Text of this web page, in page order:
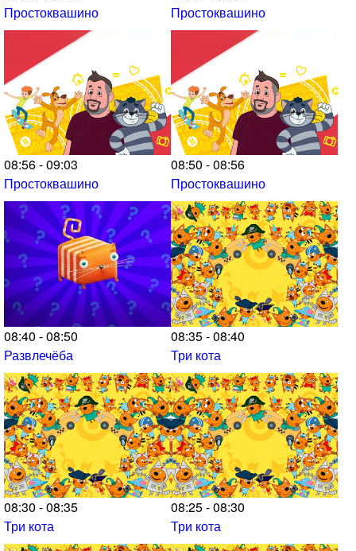
Простоквашино
Простоквашино
08:56 - 09:03
Простоквашино
08:50 - 08:56
Простоквашино
08:40 - 08:50
Развлечёба
08:35 - 08:40
Три кота
08:30 - 08:35
Три кота
08:25 - 08:30
Три кота